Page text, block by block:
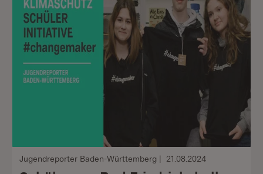
Jugendreporter Baden-Württemberg 21.08.2024